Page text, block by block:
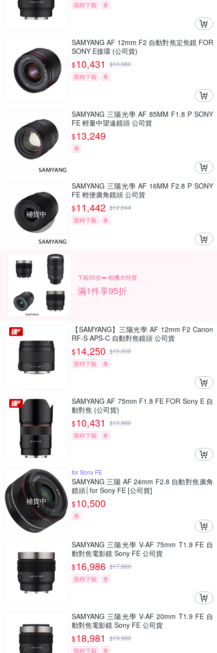
限時下殺
券
SAMYANG AF 12mm F2 自動對焦定焦鏡 FOR
SONY E接環 (公司貨)
$10,431 $10,980
限時下殺
券
SAMYANG 三陽光學 AF 85MM F1.8 P SONY
FE 輕量中望遠鏡頭 公司貨
$13,249
券
補貨中
SAMYANG 三陽光學 AF 16MM F2.8 P SONY
FE 輕便廣角鏡頭 公司貨
$11,442 $12,044
限時下殺
券
下殺95折⬅︎ 相機大特賣
滿1件享95折
【SAMYANG】三陽光學 AF 12mm F2 Canon
RF-S APS-C 自動對焦鏡頭 公司貨
$14,250 $15,000
限時下殺
券
SAMYANG AF 75mm F1.8 FE FOR Sony E 自
動對焦 (公司貨)
$10,431 $10,980
限時下殺
券
補貨中
for Sony FE
SAMYANG 三陽 AF 24mm F2.8 自動對焦廣角
鏡頭│for Sony FE [公司貨]
$10,500
券
SAMYANG 三陽光學 V-AF 75mm T1.9 FE 自
動對焦電影鏡 Sony FE 公司貨
$16,986 $17,880
限時下殺
券
SAMYANG 三陽光學 V-AF 20mm T1.9 FE 自
動對焦電影鏡 Sony FE 公司貨
$18,981 $19,980
限時下殺
券